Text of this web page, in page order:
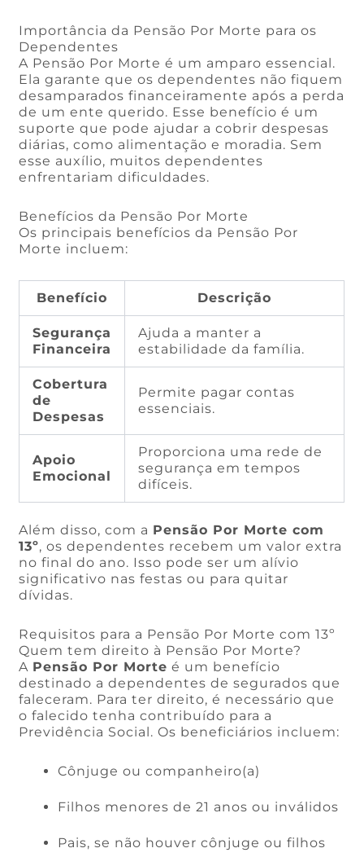
Importância da Pensão Por Morte para os
Dependentes
A Pensão Por Morte é um amparo essencial.
Ela garante que os dependentes não fiquem
desamparados financeiramente após a perda
de um ente querido. Esse benefício é um
suporte que pode ajudar a cobrir despesas
diárias, como alimentação e moradia. Sem
esse auxílio, muitos dependentes
enfrentariam dificuldades.
Benefícios da Pensão Por Morte
Os principais benefícios da Pensão Por
Morte incluem:
Benefício Descrição
Segurança
Financeira
Ajuda a manter a
estabilidade da família.
Cobertura
de
Despesas
Permite pagar contas
essenciais.
Apoio
Emocional
Proporciona uma rede de
segurança em tempos
difíceis.
Além disso, com a Pensão Por Morte com
13º, os dependentes recebem um valor extra
no final do ano. Isso pode ser um alívio
significativo nas festas ou para quitar
dívidas.
Requisitos para a Pensão Por Morte com 13º
Quem tem direito à Pensão Por Morte?
A Pensão Por Morte é um benefício
destinado a dependentes de segurados que
faleceram. Para ter direito, é necessário que
o falecido tenha contribuído para a
Previdência Social. Os beneficiários incluem:
Cônjuge ou companheiro(a)
Filhos menores de 21 anos ou inválidos
Pais, se não houver cônjuge ou filhos